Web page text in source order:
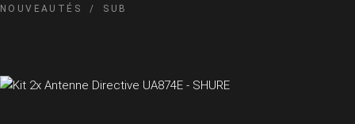
NOUVEAUTÉS SUB